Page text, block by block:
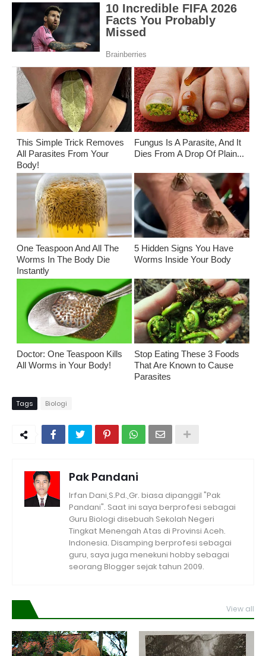
This Simple Trick Removes
All Parasites From Your
Body!
Fungus Is A Parasite, And It
Dies From A Drop Of Plain...
One Teaspoon And All The
Worms In The Body Die
Instantly
5 Hidden Signs You Have
Worms Inside Your Body
Doctor: One Teaspoon Kills
All Worms in Your Body!
Stop Eating These 3 Foods
That Are Known to Cause
Parasites
Tags Biologi
Pak Pandani
Irfan Dani,S.Pd.,Gr. biasa dipanggil "Pak
Pandani". Saat ini saya berprofesi sebagai
Guru Biologi disebuah Sekolah Negeri
Tingkat Menengah Atas di Provinsi Aceh.
Indonesia. Disamping berprofesi sebagai
guru, saya juga menekuni hobby sebagai
seorang Blogger sejak tahun 2009.
View all